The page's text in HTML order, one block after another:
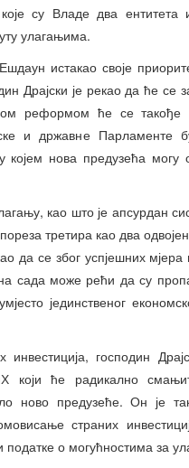
су Владе два
улагањима.
истакао своје
Драјски је рекао да ће се
реформом ће се такође
и државне Парламенте
нова предузећа могу
као што је апсурдан
третира као два
да се због успјешних мјера
сада може рећи да су
јединственог
господин
који ће радикално
ново предузеће. Он је
страних
о могућностима за